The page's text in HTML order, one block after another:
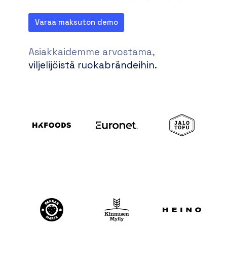
Varaa maksuton demo
Asiakkaidemme arvostama,
viljelijöistä ruokabrändeihin.